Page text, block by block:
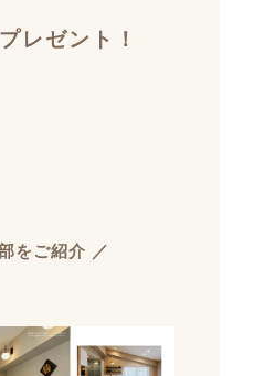
レゼント！
をご紹介 ／